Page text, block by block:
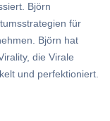
Björn
für
Björn hat
die Virale
und perfektioniert.